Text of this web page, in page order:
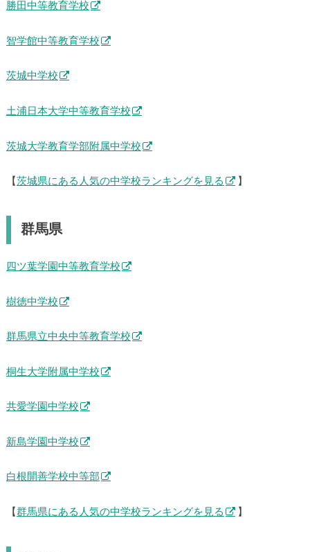
勝田中等教育学校
智学館中等教育学校
茨城中学校
土浦日本大学中等教育学校
茨城大学教育学部附属中学校
【 茨城県にある人気の中学校ランキングを見る 】
群馬県
四ツ葉学園中等教育学校
樹徳中学校
群馬県立中央中等教育学校
桐生大学附属中学校
共愛学園中学校
新島学園中学校
白根開善学校中等部
【 群馬県にある人気の中学校ランキングを見る 】